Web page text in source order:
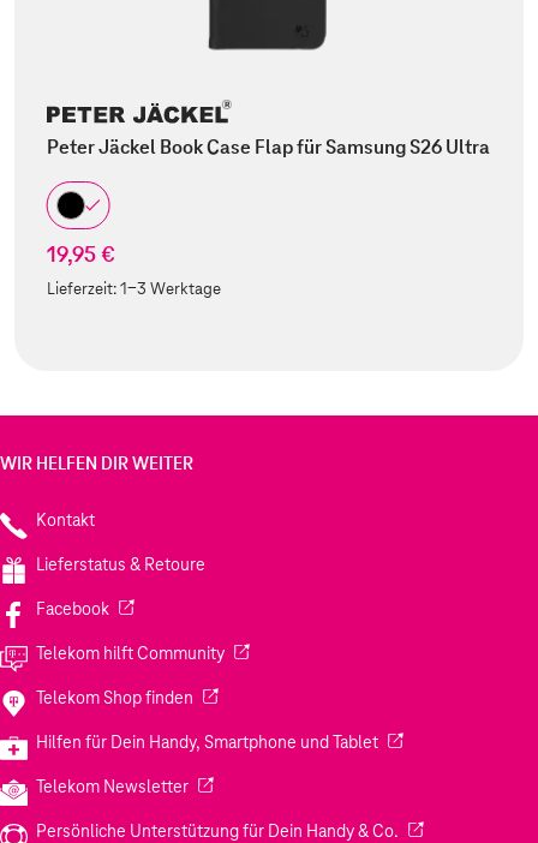
Peter Jäckel Book Case Flap für Samsung S26 Ultra
19,95 €
Lieferzeit:1-3 Werktage
WIR HELFEN DIR WEITER
Kontakt
Lieferstatus & Retoure
Facebook(Wird in einem neuen Tab geöffnet)
Telekom hilft Community(Wird in einem neuen Tab geöffnet)
Telekom Shop finden (Wird in einem neuen Tab geöffnet)
Hilfen für Dein Handy, Smartphone und Tablet(Wird in einem
Telekom Newsletter(Wird in einem neuen Tab geöffnet)
Persönliche Unterstützung für Dein Handy & Co. (Wird in einem